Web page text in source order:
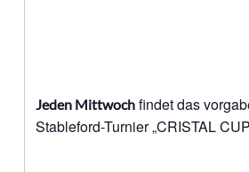
Jeden Mittwochfindet das
Stableford-Turnier „CRISTAL